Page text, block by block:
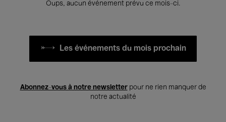
Oups, aucun événement prévu ce mois-ci.
Les événements du mois prochain
Abonnez-vous à notre newsletterpour ne rien manquer de
notre actualité